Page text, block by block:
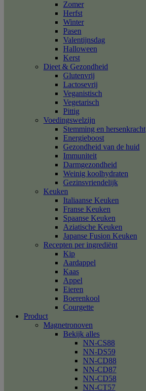
Zomer
Herfst
Winter
Pasen
Valentijnsdag
Halloween
Kerst
Dieet & Gezondheid
Glutenvrij
Lactosevrij
Veganistisch
Vegetarisch
Pittig
Voedingswelzijn
Stemming en hersenkracht
Energieboost
Gezondheid van de huid
Immuniteit
Darmgezondheid
Weinig koolhydraten
Gezinsvriendelijk
Keuken
Italiaanse Keuken
Franse Keuken
Spaanse Keuken
Aziatische Keuken
Japanse Fusion Keuken
Recepten per ingrediënt
Kip
Aardappel
Kaas
Appel
Eieren
Boerenkool
Courgette
Product
Magnetronoven
Bekijk alles
NN-CS88
NN-DS59
NN-CD88
NN-CD87
NN-CD58
NN-CT57